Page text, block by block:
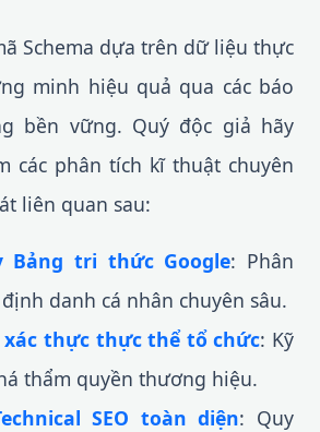
Schema dựa trên dữ liệu thực
minh hiệu quả qua các báo
bền vững. Quý độc giả hãy
các phân tích kĩ thuật chuyên
liên quan sau:
Bảng tri thức Google: Phân
danh cá nhân chuyên sâu.
xác thực thực thể tổ chức: Kỹ
thẩm quyền thương hiệu.
SEO toàn diện: Quy